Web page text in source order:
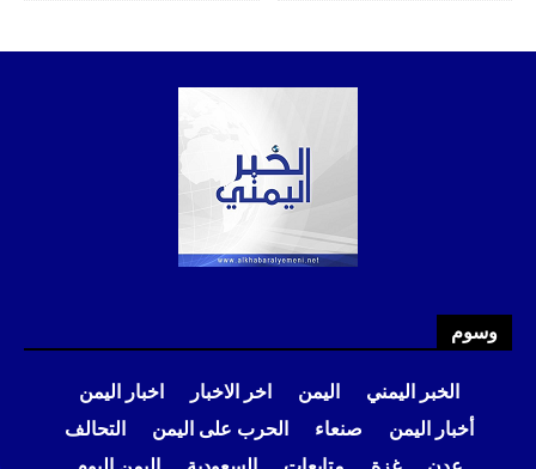
وسوم
الخبر اليمني اليمن اخر الاخبار
اخبار اليمن
أخبار اليمن
صنعاء الحرب على اليمن
التحالف